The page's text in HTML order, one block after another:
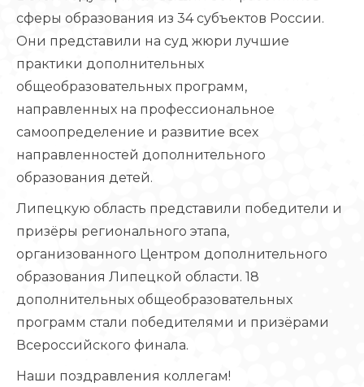
сферы образования из 34 субъектов России.
Они представили на суд жюри лучшие
практики дополнительных
общеобразовательных программ,
направленных на профессиональное
самоопределение и развитие всех
направленностей дополнительного
образования детей.
Липецкую область представили победители и
призёры регионального этапа,
организованного Центром дополнительного
образования Липецкой области. 18
дополнительных общеобразовательных
программ стали победителями и призёрами
Всероссийского финала.
Наши поздравления коллегам!